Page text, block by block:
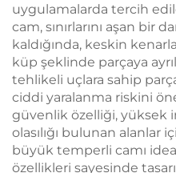
uygulamalarda tercih
cam, sınırlarını aşan bir
kaldığında, keskin
küp şeklinde parçaya
tehlikeli uçlara sahip
ciddi yaralanma riskini
güvenlik özelliği, yüksek
olasılığı bulunan
büyük temperli camı
özellikleri sayesinde